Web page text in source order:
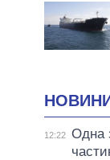
12:22 Одна